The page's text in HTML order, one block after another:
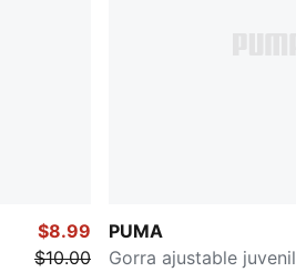
$8.99
$10.00
PUMA
Gorra ajustable juvenil